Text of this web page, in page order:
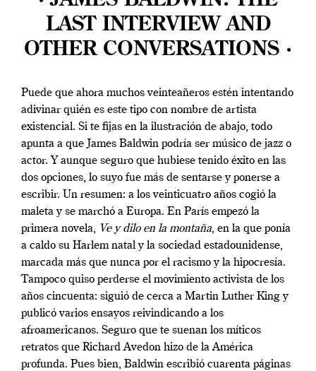
LAST INTERVIEW AND
OTHER CONVERSATIONS ·
Puede que ahora muchos veinteañeros estén intentando
adivinar quién es este tipo con nombre de artista
existencial. Si te fijas en la ilustración de abajo, todo
apunta a que James Baldwin podría ser músico de jazz o
actor. Y aunque seguro que hubiese tenido éxito en las
dos opciones, lo suyo fue más de sentarse y ponerse a
escribir. Un resumen: a los veinticuatro años cogió la
maleta y se marchó a Europa. En París empezó la
primera novela, Ve y dilo en la montaña, en la que ponía
a caldo su Harlem natal y la sociedad estadounidense,
marcada más que nunca por el racismo y la hipocresía.
Tampoco quiso perderse el movimiento activista de los
años cincuenta: siguió de cerca a Martin Luther King y
publicó varios ensayos reivindicando a los
afroamericanos. Seguro que te suenan los míticos
retratos que Richard Avedon hizo de la América
profunda. Pues bien, Baldwin escribió cuarenta páginas